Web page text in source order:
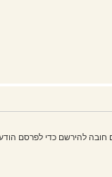
להירשם כדי לפרסם